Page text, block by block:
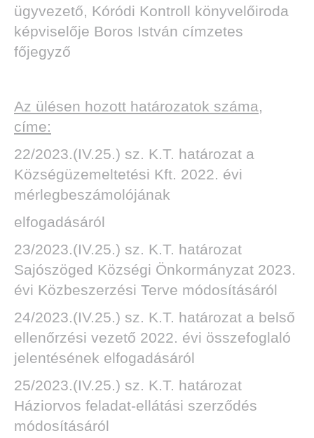
ügyvezető, Kóródi Kontroll könyvelőiroda
képviselője Boros István címzetes
főjegyző
Az ülésen hozott határozatok száma,
címe:
22/2023.(IV.25.) sz. K.T. határozat a
Községüzemeltetési Kft. 2022. évi
mérlegbeszámolójának
elfogadásáról
23/2023.(IV.25.) sz. K.T. határozat
Sajószöged Községi Önkormányzat 2023.
évi Közbeszerzési Terve módosításáról
24/2023.(IV.25.) sz. K.T. határozat a belső
ellenőrzési vezető 2022. évi összefoglaló
jelentésének elfogadásáról
25/2023.(IV.25.) sz. K.T. határozat
Háziorvos feladat-ellátási szerződés
módosításáról